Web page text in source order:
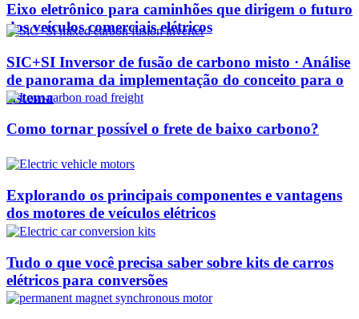
Eixo eletrônico para caminhões que dirigem o futuro
dos veículos comerciais elétricos
SIC+SI Inversor de fusão de carbono misto · Análise
de panorama da implementação do conceito para o
sistema
Como tornar possível o frete de baixo carbono?
Explorando os principais componentes e vantagens
dos motores de veículos elétricos
Tudo o que você precisa saber sobre kits de carros
elétricos para conversões